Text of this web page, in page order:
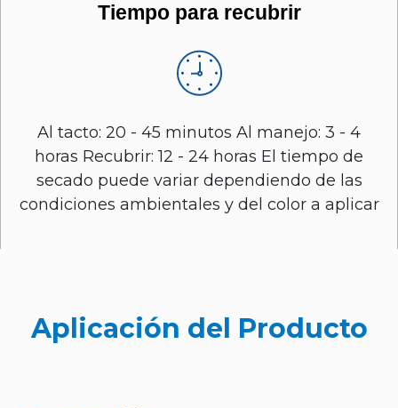
Tiempo para recubrir
Al tacto: 20 - 45 minutos Al manejo: 3 - 4
horas Recubrir: 12 - 24 horas El tiempo de
secado puede variar dependiendo de las
condiciones ambientales y del color a aplicar
Aplicación del Producto